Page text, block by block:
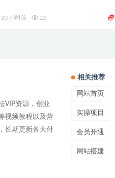
20 小时前 22
VIP资源，创业
视频教程以及营
长期更新各大付
相关推荐
网站首页
实操项目
会员开通
网站搭建